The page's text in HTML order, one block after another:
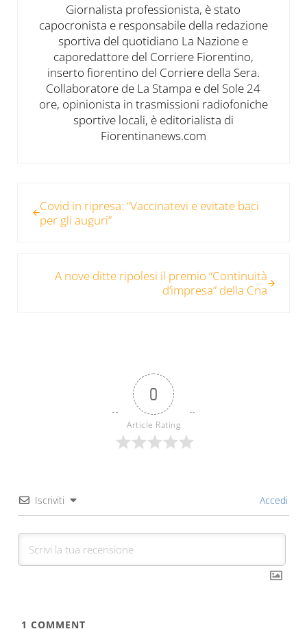
Giornalista professionista, è stato
capocronista e responsabile della redazione
sportiva del quotidiano La Nazione e
caporedattore del Corriere Fiorentino,
inserto fiorentino del Corriere della Sera.
Collaboratore de La Stampa e del Sole 24
ore, opinionista in trasmissioni radiofoniche
sportive locali, è editorialista di
Fiorentinanews.com
Covid in ripresa: “Vaccinatevi e evitate baci
per gli auguri”
A nove ditte ripolesi il premio “Continuità
d’impresa” della Cna
0
Article Rating
Iscriviti Accedi
1 COMMENT